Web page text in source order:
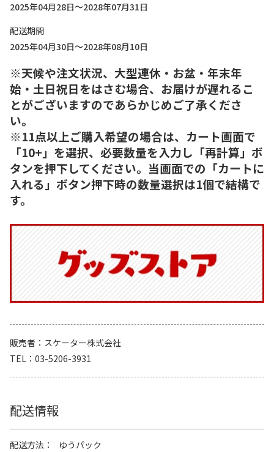
2025年04月28日～2028年07月31日
配送期間
2025年04月30日～2028年08月10日
※天候や注文状況、大型連休・お盆・年末年
始・土日祝日をはさむ場合、お届けが遅れるこ
とがございますのであらかじめご了承くださ
い。
※11点以上ご購入希望の場合は、カート画面で
「10+」を選択、必要数量を入力し「再計算」ボ
タンを押下してください。当画面での「カートに
入れる」ボタン押下時の数量選択は1個で結構で
す。
販売者
スケーター株式会社
TEL
03-5206-3931
配送情報
配送方法
ゆうパック